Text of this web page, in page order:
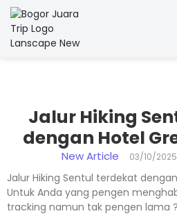
Jalur Hiking
dengan Hotel
New Article 03/10/2025
Jalur Hiking Sentul terdekat
Untuk Anda yang pengen
tracking namun tak pengen lama ?